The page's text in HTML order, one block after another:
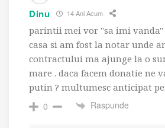
Dinu 14 Ani Acum
parintii mei vor "sa imi vanda"
casa si am fost la notar unde
contractului ma ajunge la o
mare . daca facem donatie ne
putin ? multumesc anticipat
0
Raspunde